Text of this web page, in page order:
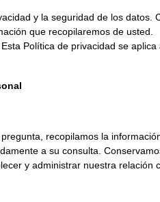
y la seguridad de los datos.
que recopilaremos de
Política de privacidad se
recopilamos la
a su consulta.
y administrar nuestra